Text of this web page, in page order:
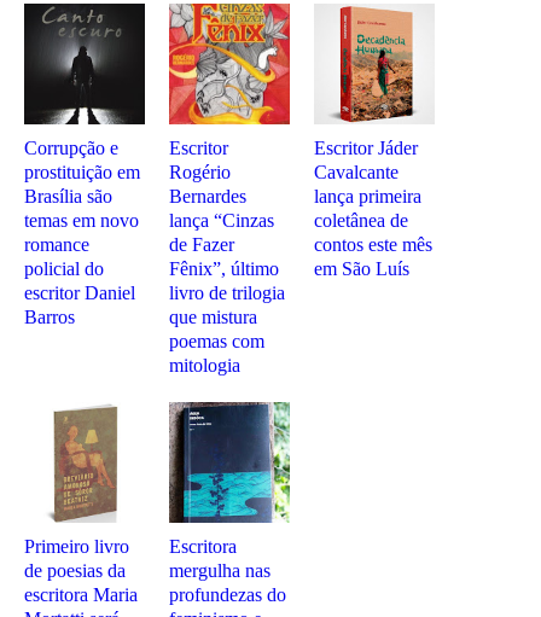
Corrupção e
prostituição em
Brasília são
temas em novo
romance
policial do
escritor Daniel
Barros
Escritor
Rogério
Bernardes
lança “Cinzas
de Fazer
Fênix”, último
livro de trilogia
que mistura
poemas com
mitologia
Escritor Jáder
Cavalcante
lança primeira
coletânea de
contos este mês
em São Luís
Primeiro livro
de poesias da
escritora Maria
Escritora
mergulha nas
profundezas do